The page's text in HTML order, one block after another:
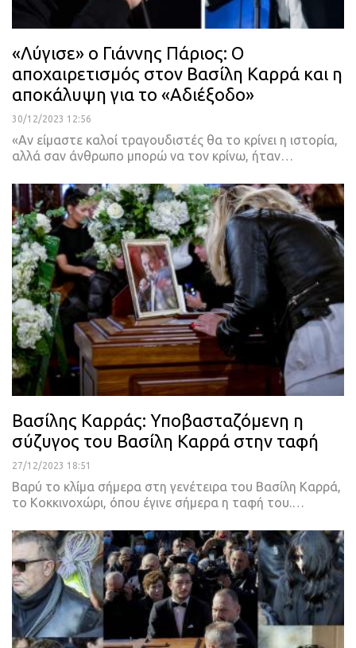
«Λύγισε» ο Γιάννης Πάριος: Ο
αποχαιρετισμός στον Βασίλη Καρρά και η
αποκάλυψη για το «Αδιέξοδο»
30/12/2023 12:56
«Αν είμαστε καλοί τραγουδιστές θα το κρίνει η ιστορία,
αλλά σαν άνθρωπο μπορώ να τον κρίνω, ήταν…
Βασίλης Καρράς: Υποβασταζόμενη η
σύζυγος του Βασίλη Καρρά στην ταφή
27/12/2023 18:51
Βαρύ το κλίμα σήμερα στη γενέτειρα του Βασίλη Καρρά,
το Κοκκινοχώρι, όπου έγινε σήμερα η ταφή του.…